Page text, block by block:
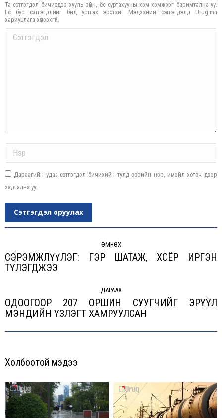
Та сэтгэгдэл бичихдээ хууль зүйн, ёс суртахууны хэм хэмжээг баримтална уу.
Ёс бус сэтгэгдлийг бид устгах эрхтэй. Мэдээний сэтгэгдэлд Urug.mn
хариуцлага хүлээхгүй.
Comment
Дараагийн удаа сэтгэгдэл бичихийн тулд өөрийн нэр, имэйл хөтөч дээр
хадгална уу.
Сэтгэгдэл оруулах
navigation
ӨМНӨХ
Previous
СЭРЭМЖЛҮҮЛЭГ: ГЭР ШАТАЖ, ХОЁР ИРГЭН
ТҮЛЭГДЖЭЭ
ДАРААХ
Next
ОДООГООР 207 ОРШИН СУУГЧИЙГ ЭРҮҮЛ
МЭНДИЙН ҮЗЛЭГТ ХАМРУУЛСАН
Холбоотой мэдээ